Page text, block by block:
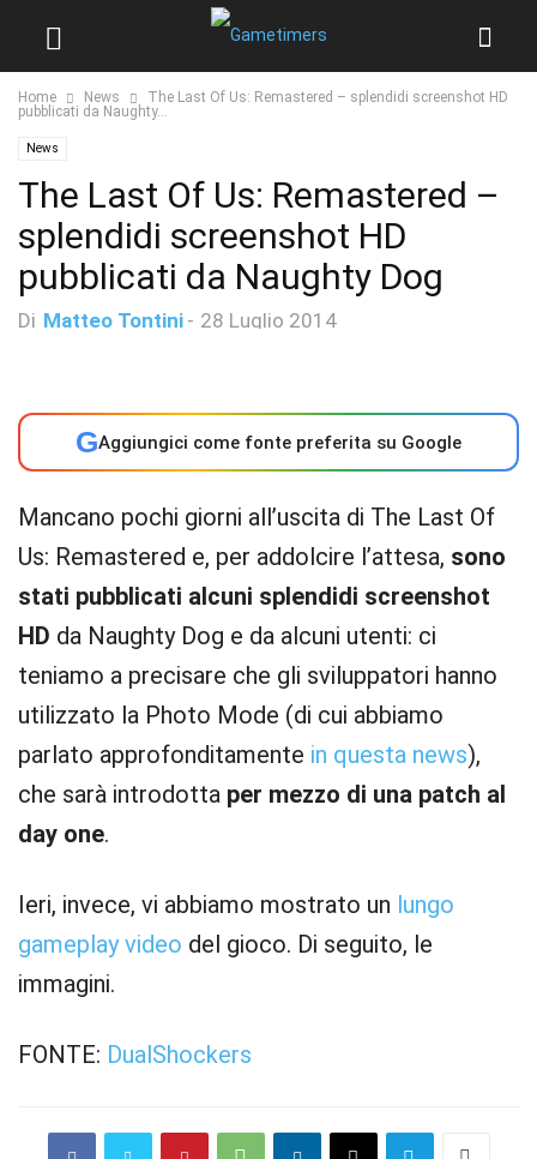
Home News
The Last Of Us: Remastered – splendidi screenshot HD
pubblicati da Naughty...
News
The Last Of Us: Remastered –
splendidi screenshot HD
pubblicati da Naughty Dog
Di Matteo Tontini - 28 Luglio 2014
GAggiungici come fonte preferita su Google
Mancano pochi giorni all’uscita di The Last Of
Us: Remastered e, per addolcire l’attesa, sono
stati pubblicati alcuni splendidi screenshot
HD da Naughty Dog e da alcuni utenti: ci
teniamo a precisare che gli sviluppatori hanno
utilizzato la Photo Mode (di cui abbiamo
parlato approfonditamente in questa news),
che sarà introdotta per mezzo di una patch al
day one.
Ieri, invece, vi abbiamo mostrato un lungo
gameplay video del gioco. Di seguito, le
immagini.
FONTE: DualShockers